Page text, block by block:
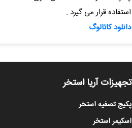
استفاده قرار می گیرد .
دانلود کاتالوگ
تجهیزات آریا استخر
پکیج تصفیه استخر
اسکیمر استخر